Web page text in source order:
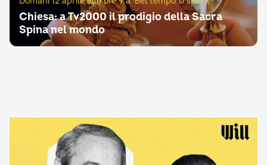
Chiesa: a Tv2000 il prodigio della Sacra
Spina nel mondo